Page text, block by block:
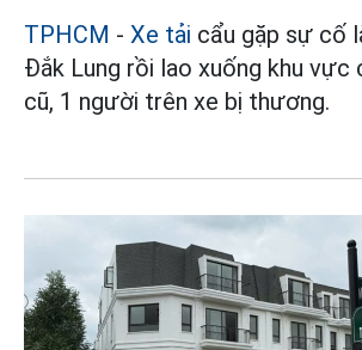
TPHCM - Xe tải cẩu gặp sự cố
Đắk Lung rồi lao xuống khu vực
cũ, 1 người trên xe bị thương.